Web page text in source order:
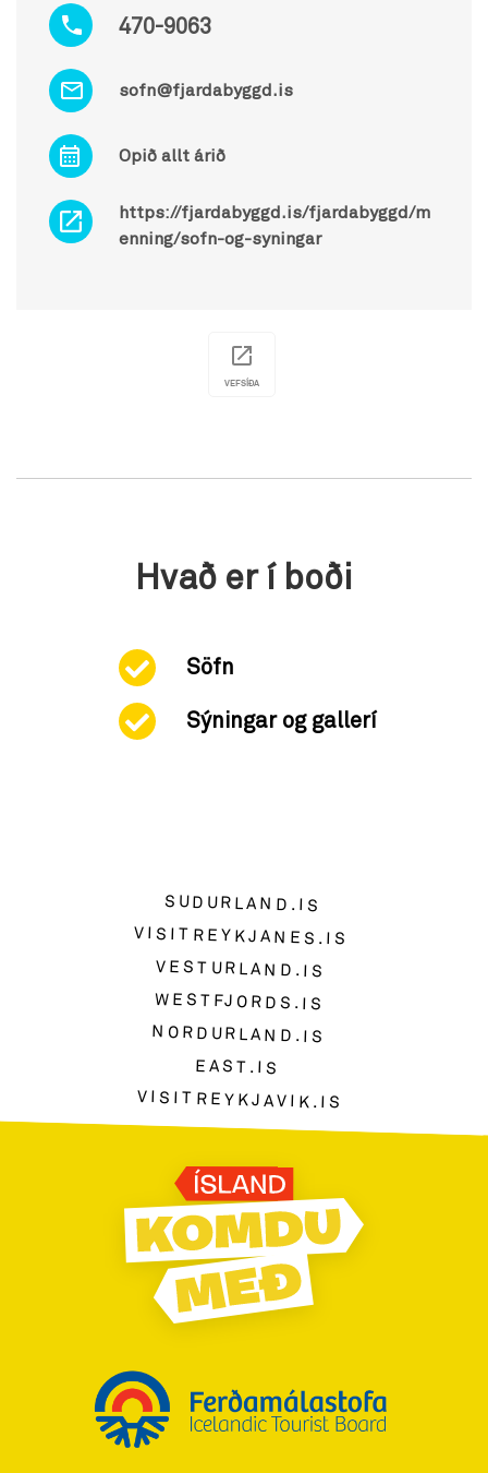
470-9063
sofn@fjardabyggd.is
Opið allt árið
https://fjardabyggd.is/fjardabyggd/m
enning/sofn-og-syningar
VEFSÍÐA
Hvað er í boði
Söfn
Sýningar og gallerí
SUDURLAND.IS
VISITREYKJANES.IS
VESTURLAND.IS
WESTFJORDS.IS
NORDURLAND.IS
EAST.IS
VISITREYKJAVIK.IS